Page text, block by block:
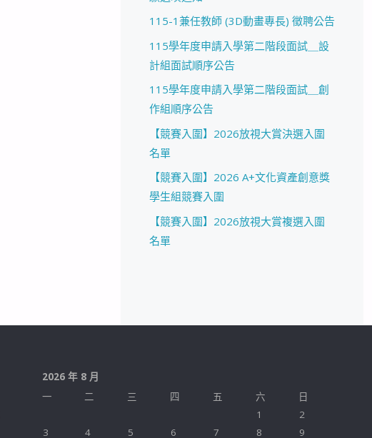
115-1兼任教師 (3D動畫專長) 徵聘公告
115學年度申請入學第二階段面試＿設
計組面試順序公告
115學年度申請入學第二階段面試＿創
作組順序公告
【競賽入圍】2026放視大賞決選入圍
名單
【競賽入圍】2026 A+文化資產創意獎
學生組競賽入圍
【競賽入圍】2026放視大賞複選入圍
名單
2026 年 8 月
一
二 三 四 五 六
日
1
2
3
4 5 6 7 8 9